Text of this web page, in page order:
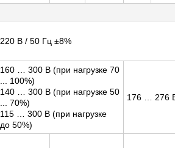
220 В / 50 Гц ±8%
160 … 300 В (при нагрузке 70
... 100%)
140 … 300 В (при нагрузке 50
... 70%)
115 … 300 В (при нагрузке
до 50%)
176 … 276